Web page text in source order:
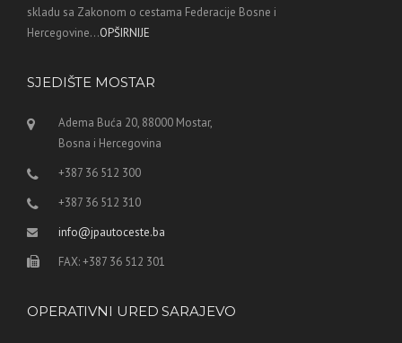
skladu sa Zakonom o cestama Federacije Bosne i
Hercegovine...OPŠIRNIJE
SJEDIŠTE MOSTAR
Adema Buća 20, 88000 Mostar,
Bosna i Hercegovina
+387 36 512 300
+387 36 512 310
info@jpautoceste.ba
FAX: +387 36 512 301
OPERATIVNI URED SARAJEVO